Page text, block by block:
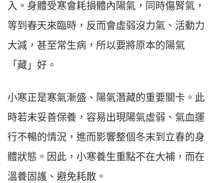
入。身體受寒會耗損體內陽氣，同時傷腎氣，
等到春天來臨時，反而會虛弱沒力氣、活動力
大減，甚至常生病，所以要將原本的陽氣
「藏」好。
小寒正是寒氣漸盛、陽氣潛藏的重要關卡。此
時若未妥善保養，容易出現陽氣虛弱、氣血運
行不暢的情況，進而影響整個冬末到立春的身
體狀態。因此，小寒養生重點不在大補，而在
溫養固護、避免耗散。